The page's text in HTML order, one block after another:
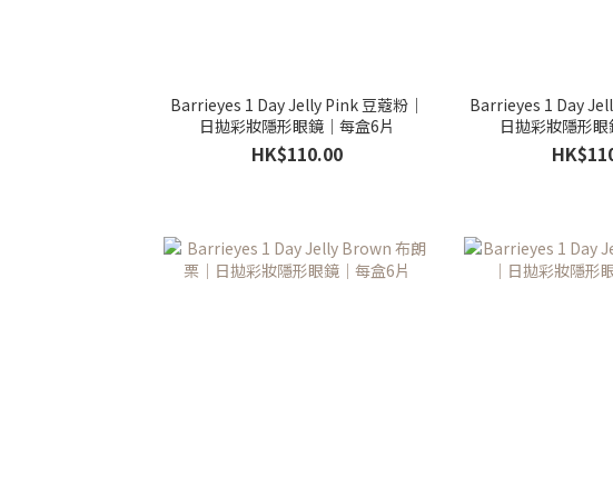
Barrieyes 1 Day Jelly Pink 豆蔻粉｜
日拋彩妝隱形眼鏡｜每盒6片
HK$110.00
Barrieyes 1 Day
日拋彩妝隱形